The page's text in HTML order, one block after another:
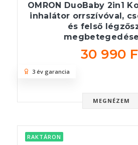
OMRON DuoBaby 2in1
inhalátor orrszívóval,
és felső
30 990
MEGNÉZEM
3 év garancia
RAKTÁRON